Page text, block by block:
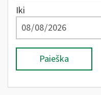
Iki
Paieška